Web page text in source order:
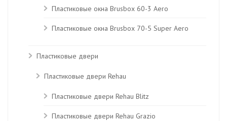
Пластиковые окна Brusbox 60-3 Aero
Пластиковые окна Brusbox 70-5 Super Aero
Пластиковые двери
Пластиковые двери Rehau
Пластиковые двери Rehau Blitz
Пластиковые двери Rehau Grazio